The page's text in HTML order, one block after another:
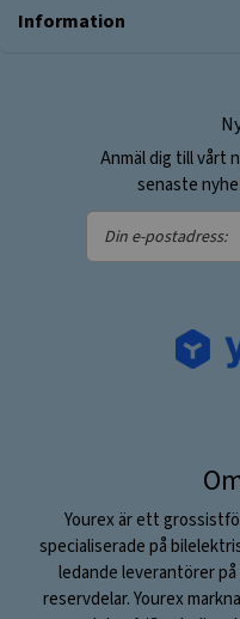
Information
Anmäl dig till vårt
senaste
Din
e-
Yourex är ett
specialiserade på
ledande leverantörer
reservdelar. Yourex